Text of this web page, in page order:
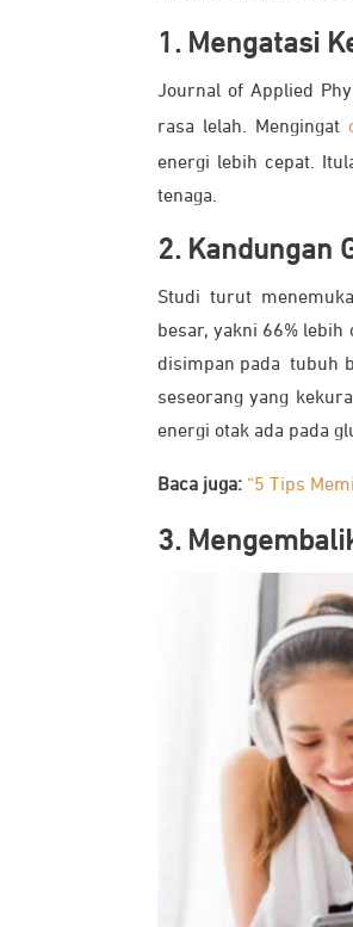
1. Mengatasi
Journal of Applied
rasa lelah. Mengingat
energi lebih cepat.
tenaga.
2. Kandungan
Studi turut
besar, yakni 66%
disimpan pada tubuh
seseorang yang
energi otak ada pada
Baca juga: “5 Tips
3.